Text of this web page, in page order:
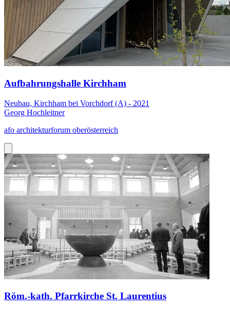
Aufbahrungshalle Kirchham
Neubau, Kirchham bei Vorchdorf (A) - 2021
Georg Hochleitner
afo architekturforum oberösterreich
Röm.-kath. Pfarrkirche St. Laurentius